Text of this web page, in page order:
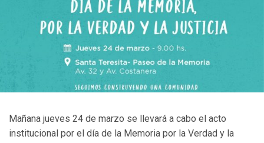
Mañana jueves 24 de marzo se llevará a cabo el acto
institucional por el día de la Memoria por la Verdad y la